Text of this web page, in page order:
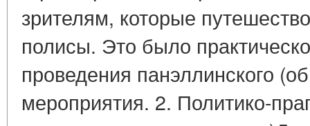
зрителям, которые
полисы. Это было
проведения панэллинского
мероприятия. 2. Политико-